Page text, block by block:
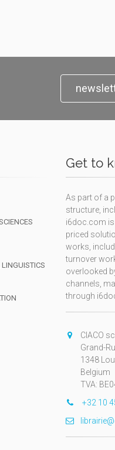
LINGUISTICS
Get to
As part of a
structure,
i6doc.com
priced
works,
turnover
overlooked
channels,
through
CIACO sc
Grand-
1348
Belgium
TVA:
+32 10